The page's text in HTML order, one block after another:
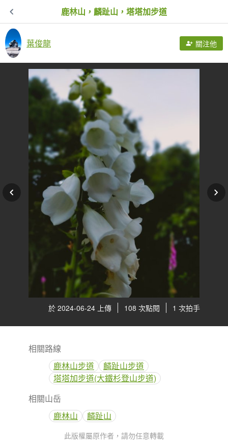
鹿林山，麟趾山，塔塔加步道
葉俊龍 關注他
於 2024-06-24 上傳 108 次點閱 1 次拍手
相關路線
鹿林山步道
麟趾山步道
塔塔加步道(大鐵杉登山步道)
相關山岳
鹿林山
麟趾山
此版權屬原作者，請勿任意轉載